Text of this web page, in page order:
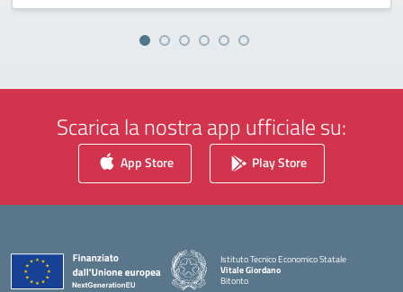
Scarica la nostra app ufficiale su:
App Store Play Store
Istituto Tecnico Economico Statale
Vitale Giordano
Bitonto